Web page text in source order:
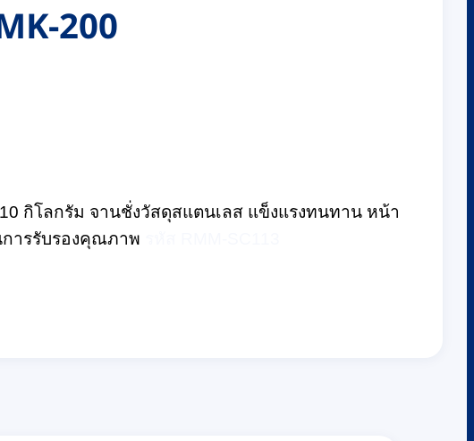
200
กิโลกรัม จานชั่งวัสดุสแตนเลส แข็งแรงทนทาน หน้า
การรับรองคุณภาพ